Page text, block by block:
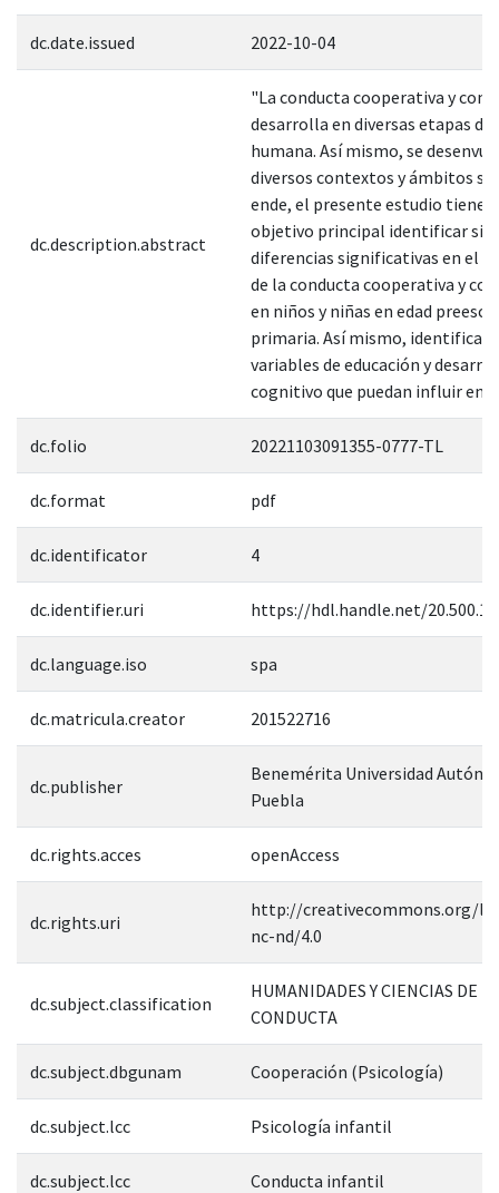
dc.date.issued 2022-10-04
dc.description.abstract
"La conducta cooperativa y
desarrolla en diversas etapas de
humana. Así mismo, se
diversos contextos y ámbitos
ende, el presente estudio tiene
objetivo principal identificar si
diferencias significativas en el
de la conducta cooperativa y
en niños y niñas en edad
primaria. Así mismo, identificar
variables de educación y
cognitivo que puedan influir en
dc.folio 20221103091355-0777-TL
dc.format pdf
dc.identificator 4
dc.identifier.uri https://hdl.handle.net/
dc.language.iso spa
dc.matricula.creator 201522716
dc.publisher
Benemérita Universidad
Puebla
dc.rights.acces openAccess
dc.rights.uri
http://creativecommons.org/
nc-nd/4.0
dc.subject.classification
HUMANIDADES Y CIENCIAS DE LA
CONDUCTA
dc.subject.dbgunam Cooperación (Psicología)
dc.subject.lcc Psicología infantil
dc.subject.lcc Conducta infantil